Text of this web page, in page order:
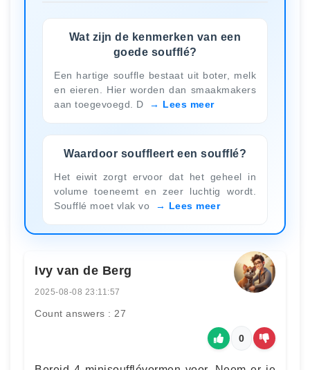
Wat zijn de kenmerken van een
goede soufflé?
Een hartige souffle bestaat uit boter, melk
en eieren. Hier worden dan smaakmakers
aan toegevoegd. D
Lees meer
Waardoor souffleert een soufflé?
Het eiwit zorgt ervoor dat het geheel in
volume toeneemt en zeer luchtig wordt.
Soufflé moet vlak vo
Lees meer
Ivy van de Berg
2025-08-08 23:11:57
Count answers : 27
0